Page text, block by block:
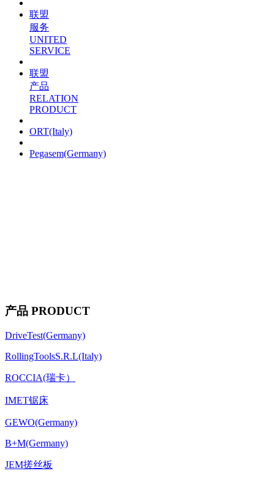
联盟
服务
UNITED
SERVICE
联盟
产品
RELATION
PRODUCT
ORT(Italy)
Pegasem(Germany)
产品 PRODUCT
DriveTest(Germany)
RollingToolsS.R.L(Italy)
ROCCIA(瑞卡）
IMET锯床
GEWO(Germany)
B+M(Germany)
JEM搓丝板